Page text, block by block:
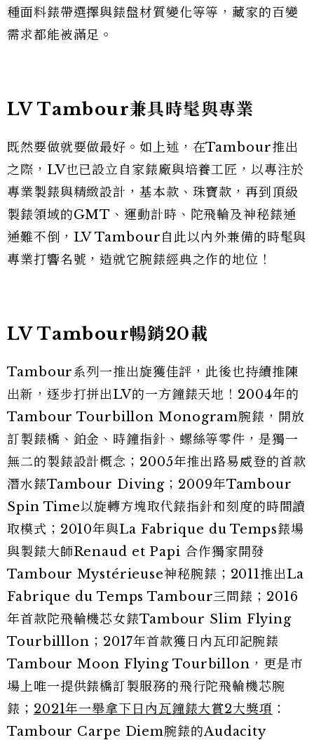
種面料錶帶選擇與錶盤材質變化等等，藏家的百變
需求都能被滿足。
LV Tambour兼具時髦與專業
既然要做就要做最好。如上述，在Tambour推出
之際，LV也已設立自家錶廠與培養工匠，以專注於
專業製錶與精緻設計，基本款、珠寶款，再到頂級
製錶領域的GMT、運動計時、陀飛輪及神秘錶通
通難不倒，LV Tambour自此以內外兼備的時髦與
專業打響名號，造就它腕錶經典之作的地位！
LV Tambour暢銷20載
Tambour系列一推出旋獲佳評，此後也持續推陳
出新，逐步打拼出LV的一方鐘錶天地！2004年的
Tambour Tourbillon Monogram腕錶，開放
訂製錶橋、鉑金、時鐘指針、螺絲等零件，是獨一
無二的製錶設計概念；2005年推出路易威登的首款
潛水錶Tambour Diving；2009年Tambour
Spin Time以旋轉方塊取代錶指針和刻度的時間讀
取模式；2010年與La Fabrique du Temps錶場
與製錶大師Renaud et Papi 合作獨家開發
Tambour Mystérieuse神秘腕錶；2011推出La
Fabrique du Temps Tambour三問錶；2016
年首款陀飛輪機芯女錶Tambour Slim Flying
Tourbilllon；2017年首款獲日內瓦印記腕錶
Tambour Moon Flying Tourbillon，更是市
場上唯一提供錶橋訂製服務的飛行陀飛輪機芯腕
錶； 2021年一舉拿下日內瓦鐘錶大賞2大獎項 ：
Tambour Carpe Diem腕錶的Audacity